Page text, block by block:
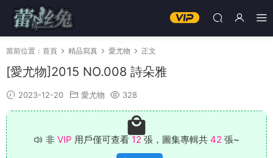
當前位置： 首頁 精品寫真 愛尤物 正文
[愛尤物]2015 NO.008 詩朵雅
2023-12-20 愛尤物 328
非 VIP 用戶僅可查看 12 張，圖集專輯共 42 張~